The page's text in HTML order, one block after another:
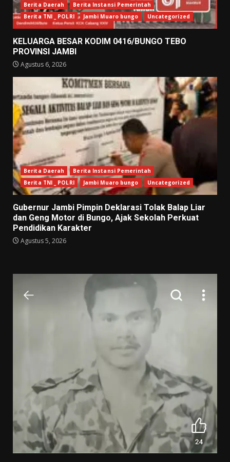
Berita Daerah
Berita Instansi Pemerintah
Berita TNI _ POLRI
Jambi Muaro bungo Uncategorized
KELUARGA BESAR KODIM 0416/BUNGO TEBO
PROVINSI JAMBI
Agustus 6, 2026
Berita Daerah
Berita Instansi Pemerintah
Berita TNI _ POLRI
Jambi Muaro bungo Uncategorized
Gubernur Jambi Pimpin Deklarasi Tolak Balap Liar
dan Geng Motor di Bungo, Ajak Sekolah Perkuat
Pendidikan Karakter
Agustus 5, 2026